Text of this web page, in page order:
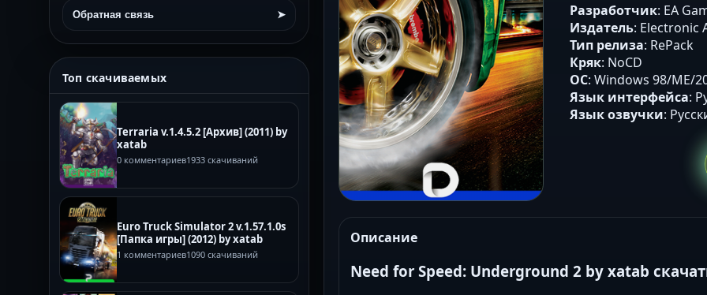
Обратная связь ➤
Топ скачиваемых
Terraria v.1.4.5.2 [Архив] (2011) by
xatab
0 комментариев1933 скачиваний
Euro Truck Simulator 2 v.1.57.1.0s
[Папка игры] (2012) by xatab
1 комментариев1090 скачиваний
Разработчик: EA
Издатель: Electronic
Тип релиза: RePack
Кряк: NoCD
ОС: Windows 98/ME/
Язык интерфейса:
Язык озвучки:
Описание
Need for Speed: Underground 2 by xatab